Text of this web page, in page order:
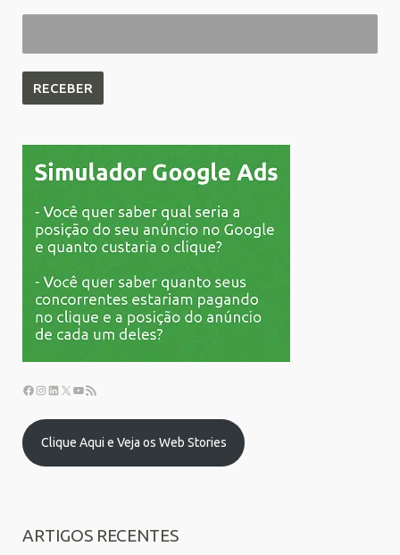
Clique Aqui e Veja os Web Stories
ARTIGOS RECENTES